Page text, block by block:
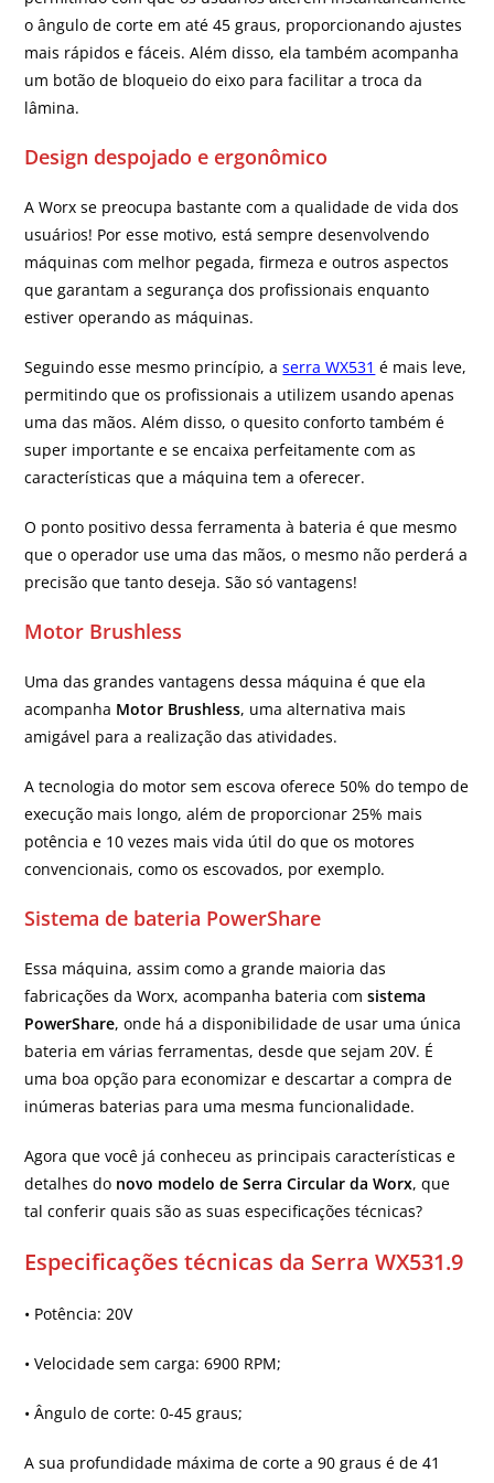
o ângulo de corte em até 45 graus, proporcionando ajustes
mais rápidos e fáceis. Além disso, ela também acompanha
um botão de bloqueio do eixo para facilitar a troca da
lâmina.
Design despojado e ergonômico
A Worx se preocupa bastante com a qualidade de vida dos
usuários! Por esse motivo, está sempre desenvolvendo
máquinas com melhor pegada, firmeza e outros aspectos
que garantam a segurança dos profissionais enquanto
estiver operando as máquinas.
Seguindo esse mesmo princípio, aserra WX531 é mais leve,
permitindo que os profissionais a utilizem usando apenas
uma das mãos. Além disso, o quesito conforto também é
super importante e se encaixa perfeitamente com as
características que a máquina tem a oferecer.
O ponto positivo dessa ferramenta à bateria é que mesmo
que o operador use uma das mãos, o mesmo não perderá a
precisão que tanto deseja. São só vantagens!
Motor Brushless
Uma das grandes vantagens dessa máquina é que ela
acompanha Motor Brushless, uma alternativa mais
amigável para a realização das atividades.
A tecnologia do motor sem escova oferece 50% do tempo de
execução mais longo, além de proporcionar 25% mais
potência e 10 vezes mais vida útil do que os motores
convencionais, como os escovados, por exemplo.
Sistema de bateria PowerShare
Essa máquina, assim como a grande maioria das
fabricações da Worx, acompanha bateria comsistema
PowerShare, onde há a disponibilidade de usar uma única
bateria em várias ferramentas, desde que sejam 20V. É
uma boa opção para economizar e descartar a compra de
inúmeras baterias para uma mesma funcionalidade.
Agora que você já conheceu as principais características e
detalhes do novo modelo de Serra Circular da Worx, que
tal conferir quais são as suas especificações técnicas?
Especificações técnicas da Serra WX531.9
• Potência: 20V
• Velocidade sem carga: 6900 RPM;
• Ângulo de corte: 0-45 graus;
A sua profundidade máxima de corte a 90 graus é de 41